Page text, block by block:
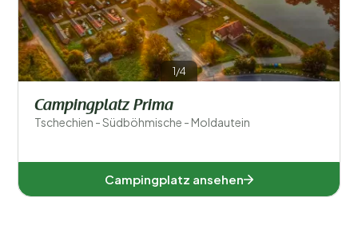
Südböhmische (1)
Beliebte Filter
1/4
Campingplatz Prima
Tschechien - Südböhmische - Moldautein
Campingplatz ansehen